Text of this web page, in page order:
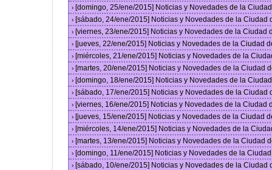
› [domingo, 25/ene/2015] Noticias y Novedades de la
› [sábado, 24/ene/2015] Noticias y Novedades de la Ciudad
› [viernes, 23/ene/2015] Noticias y Novedades de la Ciudad
› [jueves, 22/ene/2015] Noticias y Novedades de la Ciudad
› [miércoles, 21/ene/2015] Noticias y Novedades de la
› [martes, 20/ene/2015] Noticias y Novedades de la Ciudad
› [domingo, 18/ene/2015] Noticias y Novedades de la
› [sábado, 17/ene/2015] Noticias y Novedades de la Ciudad
› [viernes, 16/ene/2015] Noticias y Novedades de la Ciudad
› [jueves, 15/ene/2015] Noticias y Novedades de la Ciudad
› [miércoles, 14/ene/2015] Noticias y Novedades de la
› [martes, 13/ene/2015] Noticias y Novedades de la Ciudad
› [domingo, 11/ene/2015] Noticias y Novedades de la
› [sábado, 10/ene/2015] Noticias y Novedades de la Ciudad